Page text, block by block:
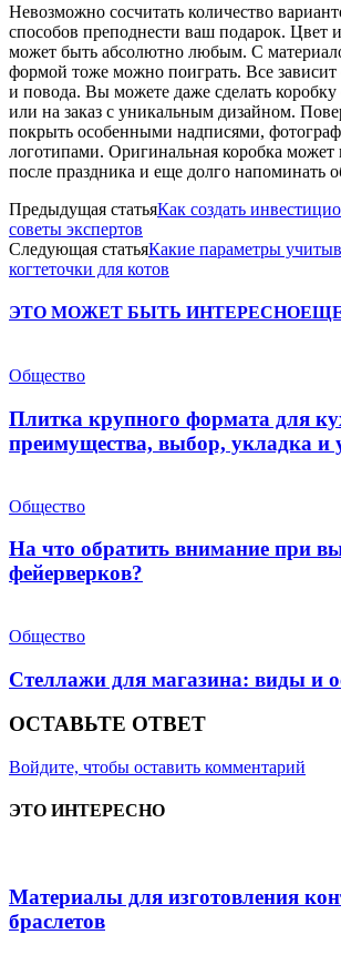
Невозможно сосчитать количество
способов преподнести ваш подарок. Цвет
может быть абсолютно любым. С
формой тоже можно поиграть. Все зависит
и повода. Вы можете даже сделать коробку
или на заказ с уникальным дизайном.
покрыть особенными надписями,
логотипами. Оригинальная коробка может
после праздника и еще долго напоминать
Предыдущая статьяКак создать
советы экспертов
Следующая статьяКакие параметры
когтеточки для котов
ЭТО МОЖЕТ БЫТЬ ИНТЕРЕСНО
Общество
Плитка крупного формата для
преимущества, выбор, укладка и
Общество
На что обратить внимание при
фейерверков?
Общество
Стеллажи для магазина: виды и
ОСТАВЬТЕ ОТВЕТ
Войдите, чтобы оставить комментарий
ЭТО ИНТЕРЕСНО
Материалы для изготовления
браслетов